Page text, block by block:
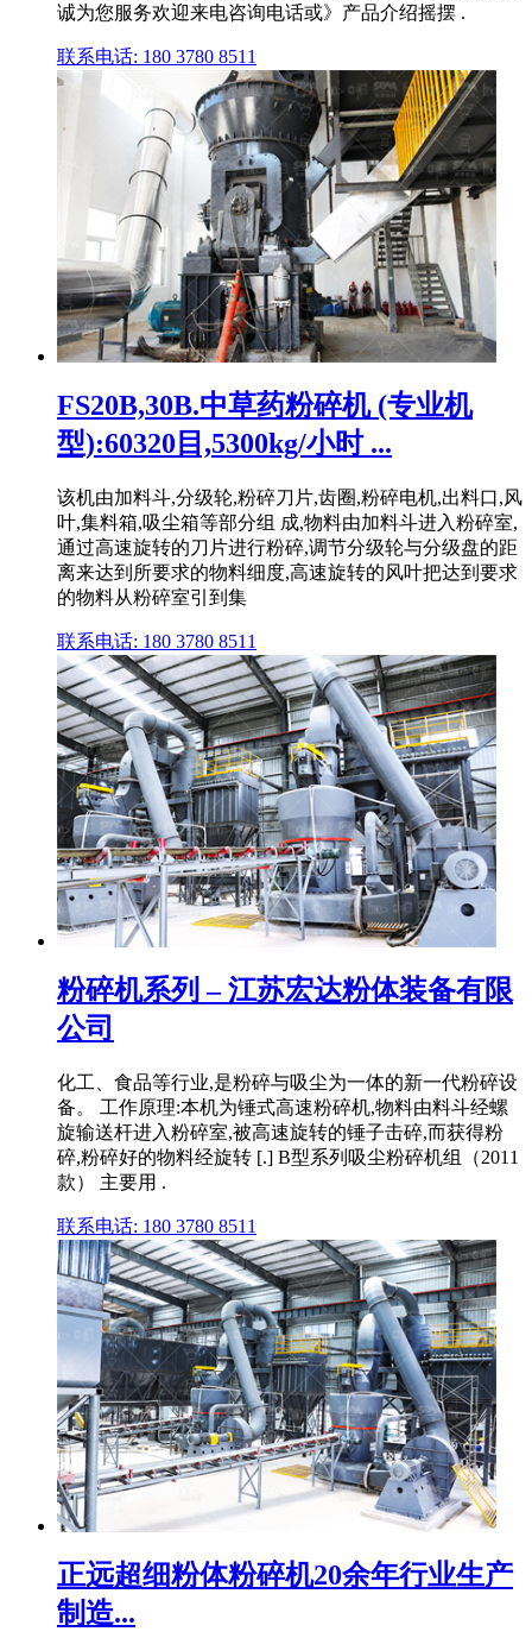
诚为您服务欢迎来电咨询电话或》产品介绍摇摆 .
联系电话: 180 3780 8511
FS20B,30B.中草药粉碎机 (专业机
型):60320目,5300kg/小时 ...
该机由加料斗,分级轮,粉碎刀片,齿圈,粉碎电机,出料口,风
叶,集料箱,吸尘箱等部分组 成,物料由加料斗进入粉碎室,
通过高速旋转的刀片进行粉碎,调节分级轮与分级盘的距
离来达到所要求的物料细度,高速旋转的风叶把达到要求
的物料从粉碎室引到集
联系电话: 180 3780 8511
粉碎机系列 – 江苏宏达粉体装备有限
公司
化工、食品等行业,是粉碎与吸尘为一体的新一代粉碎设
备。 工作原理:本机为锤式高速粉碎机,物料由料斗经螺
旋输送杆进入粉碎室,被高速旋转的锤子击碎,而获得粉
碎,粉碎好的物料经旋转 [.] B型系列吸尘粉碎机组（2011
款） 主要用 .
联系电话: 180 3780 8511
正远超细粉体粉碎机20余年行业生产
制造...